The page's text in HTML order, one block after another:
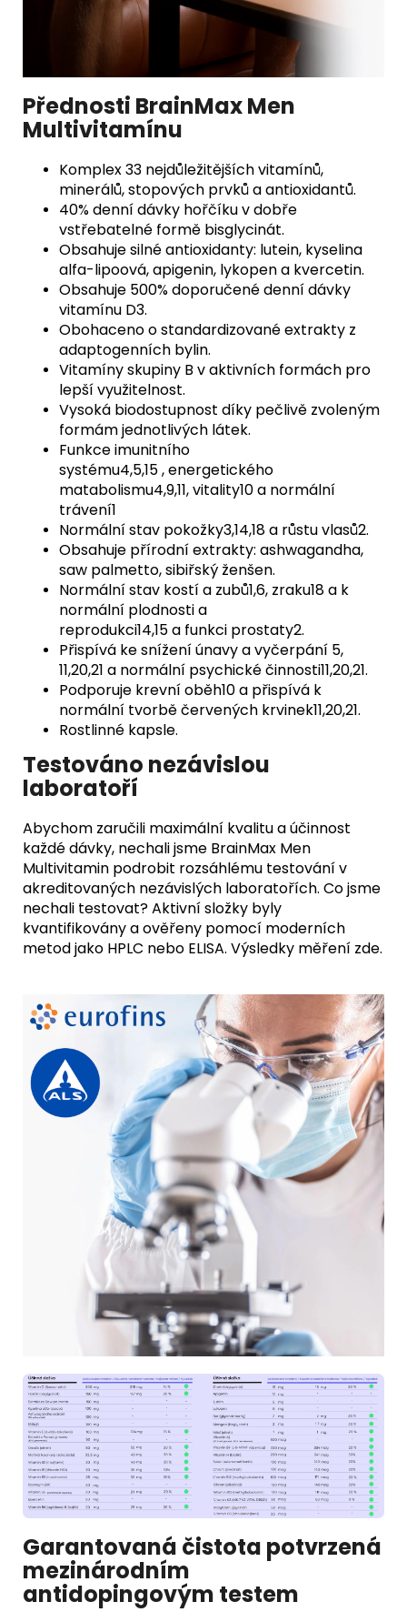
Přednosti BrainMax Men
Multivitamínu
Komplex 33 nejdůležitějších vitamínů,
minerálů, stopových prvků a antioxidantů.
40% denní dávky hořčíku v dobře
vstřebatelné formě bisglycinát.
Obsahuje silné antioxidanty: lutein, kyselina
alfa-lipoová, apigenin, lykopen a kvercetin.
Obsahuje 500% doporučené denní dávky
vitamínu D3.
Obohaceno o standardizované extrakty z
adaptogenních bylin.
Vitamíny skupiny B v aktivních formách pro
lepší využitelnost.
Vysoká biodostupnost díky pečlivě zvoleným
formám jednotlivých látek.
Funkce imunitního
systému4,5,15 , energetického
matabolismu4,9,11, vitality10 a normální
trávení1
Normální stav pokožky3,14,18 a růstu vlasů2.
Obsahuje přírodní extrakty: ashwagandha,
saw palmetto, sibiřský ženšen.
Normální stav kostí a zubů1,6, zraku18 a k
normální plodnosti a
reprodukci14,15 a funkci prostaty2.
Přispívá ke snížení únavy a vyčerpání 5,
11,20,21 a normální psychické činnosti11,20,21.
Podporuje krevní oběh10 a přispívá k
normální tvorbě červených krvinek11,20,21.
Rostlinné kapsle.
Testováno nezávislou
laboratoří
Abychom zaručili maximální kvalitu a účinnost
každé dávky, nechali jsme BrainMax Men
Multivitamin podrobit rozsáhlému testování v
akreditovaných nezávislých laboratořích. Co jsme
nechali testovat? Aktivní složky byly
kvantifikovány a ověřeny pomocí moderních
metod jako HPLC nebo ELISA. Výsledky měření zde.
Garantovaná čistota potvrzená
mezinárodním
antidopingovým testem